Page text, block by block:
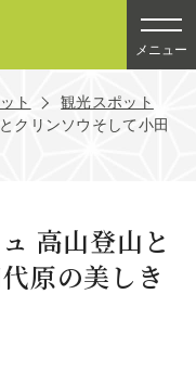
メニュー
ト
観光スポット
クリンソウそして小田
高山登山と
原の美しき